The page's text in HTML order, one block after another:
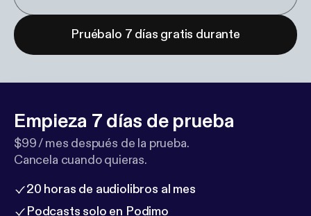
Pruébalo 7 días gratis durante
Empieza 7 días de prueba
$99 / mes después de la prueba.
Cancela cuando quieras.
20 horas de audiolibros al mes
Podcasts solo en Podimo